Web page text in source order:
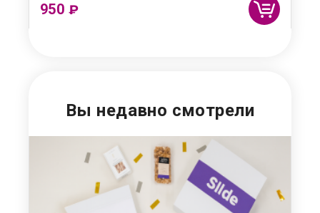
950 ₽
Вы недавно смотрели